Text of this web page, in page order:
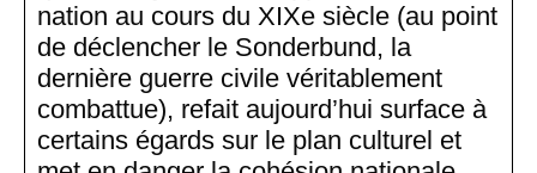
nation au cours du XIXe siècle (au point
de déclencher le Sonderbund, la
dernière guerre civile véritablement
combattue), refait aujourd’hui surface à
certains égards sur le plan culturel et